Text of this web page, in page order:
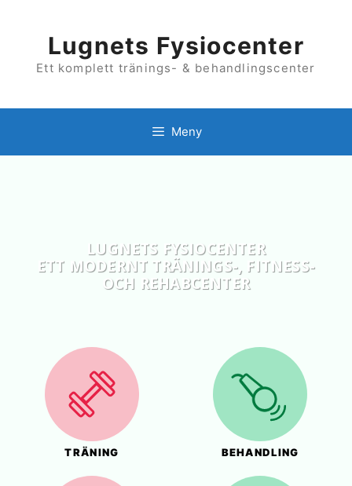
Lugnets Fysiocenter
Ett komplett tränings- & behandlingscenter
Meny
LUGNETS FYSIOCENTER
ETT MODERNT TRÄNINGS-, FITNESS-
OCH REHABCENTER
TRÄNING BEHANDLING